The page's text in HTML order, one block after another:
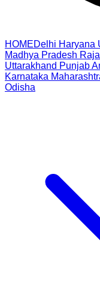
HOMEDelhi Haryana
Madhya Pradesh
Uttarakhand Punjab
Karnataka
Odisha